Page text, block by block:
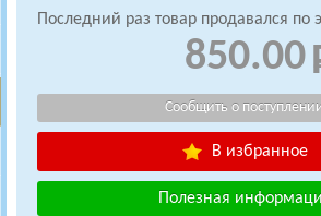
Последний раз товар продавался по
850.00
В избранное
Полезная